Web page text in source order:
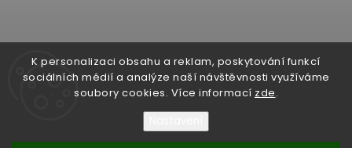
K personalizaci obsahu a reklam, poskytování funkcí
sociálních médií a analýze naší návštěvnosti využíváme
soubory cookies. Více informací zde.